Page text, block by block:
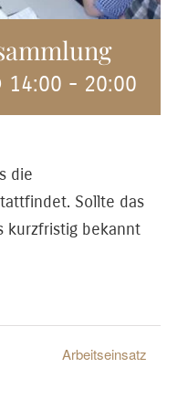
14:00 - 20:00
die
Sollte das
kurzfristig bekannt
Arbeitseinsatz